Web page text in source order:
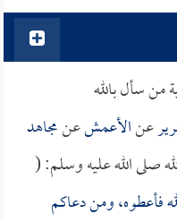
من سأل بالله
عنالأعمشعنمجاهد
صلى الله عليه وسلم: (
فأعطوه، ومن دعاكم